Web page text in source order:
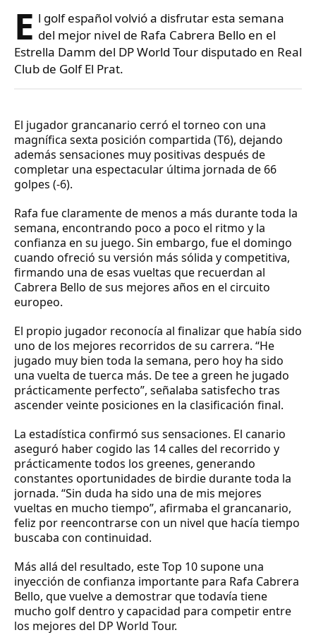
E l golf español volvió a disfrutar esta semana
del mejor nivel de Rafa Cabrera Bello en el
Estrella Damm del DP World Tour disputado en Real
Club de Golf El Prat.
El jugador grancanario cerró el torneo con una
magnífica sexta posición compartida (T6), dejando
además sensaciones muy positivas después de
completar una espectacular última jornada de 66
golpes (-6).
Rafa fue claramente de menos a más durante toda la
semana, encontrando poco a poco el ritmo y la
confianza en su juego. Sin embargo, fue el domingo
cuando ofreció su versión más sólida y competitiva,
firmando una de esas vueltas que recuerdan al
Cabrera Bello de sus mejores años en el circuito
europeo.
El propio jugador reconocía al finalizar que había sido
uno de los mejores recorridos de su carrera. “He
jugado muy bien toda la semana, pero hoy ha sido
una vuelta de tuerca más. De tee a green he jugado
prácticamente perfecto”, señalaba satisfecho tras
ascender veinte posiciones en la clasificación final.
La estadística confirmó sus sensaciones. El canario
aseguró haber cogido las 14 calles del recorrido y
prácticamente todos los greenes, generando
constantes oportunidades de birdie durante toda la
jornada. “Sin duda ha sido una de mis mejores
vueltas en mucho tiempo”, afirmaba el grancanario,
feliz por reencontrarse con un nivel que hacía tiempo
buscaba con continuidad.
Más allá del resultado, este Top 10 supone una
inyección de confianza importante para Rafa Cabrera
Bello, que vuelve a demostrar que todavía tiene
mucho golf dentro y capacidad para competir entre
los mejores del DP World Tour.